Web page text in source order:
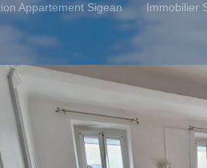
Appartement Sigean Immobilier